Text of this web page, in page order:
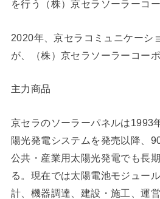
を行う（株）京セラソーラーコ
2020年、京セラコミュニケーシ
が、（株）京セラソーラーコー
主力商品
京セラのソーラーパネルは1993
陽光発電システムを発売以降、
公共・産業用太陽光発電でも長
る。現在では太陽電池モジュー
計、機器調達、建設・施工、運